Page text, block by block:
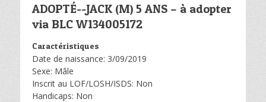
ADOPTÉ--JACK (M) 5 ANS – à adopter
via BLC W134005172
Caractéristiques
Date de naissance: 3/09/2019
Sexe: Mâle
Inscrit au LOF/LOSH/ISDS: Non
Handicaps: Non